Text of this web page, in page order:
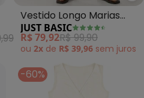
Vestido Longo Marias
(Cinza)
JUST BASIC
R$ 79,92R$ 99,90
ou 2x de R$ 39,96 sem juros
-60%